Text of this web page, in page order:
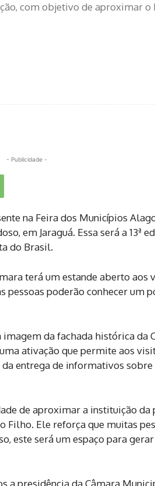
com objetivo de aproximar
- Publicidade -
na Feira dos Municípios
em Jaraguá. Essa será a 13ª
do Brasil.
terá um estande aberto aos
pessoas poderão conhecer um
da fachada histórica da
ativação que permite aos
entrega de informativos sobre
de aproximar a instituição da
Filho. Ele reforça que muitas
este será um espaço para